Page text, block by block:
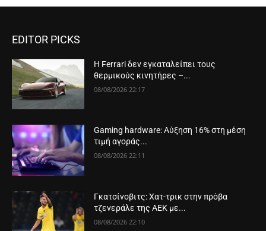
EDITOR PICKS
Η Ferrari δεν εγκαταλείπει τους
θερμικούς κινητήρες –...
08/08/2026 22:17
Gaming hardware: Αύξηση 16% στη μέση
τιμή αγοράς...
08/08/2026 22:11
Γκατσίνοβιτς: Χατ-τρικ στην πρόβα
τζενεράλε της ΑΕΚ με...
08/08/2026 22:10